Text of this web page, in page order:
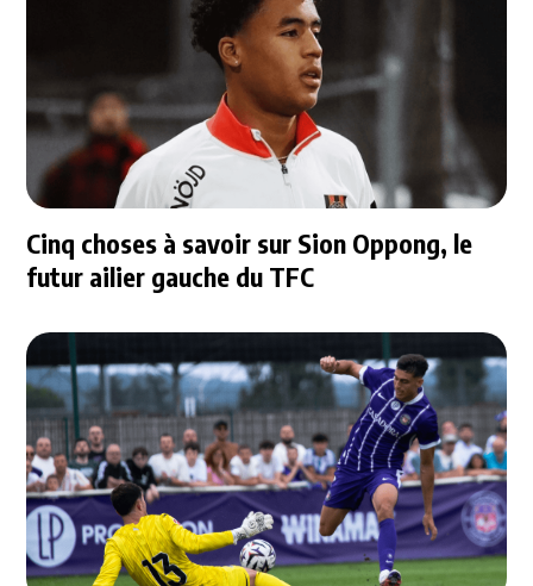
Cinq choses à savoir sur Sion Oppong, le
futur ailier gauche du TFC